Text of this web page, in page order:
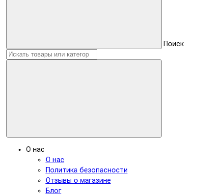
Поиск
О нас
О нас
Политика безопасности
Отзывы о магазине
Блог